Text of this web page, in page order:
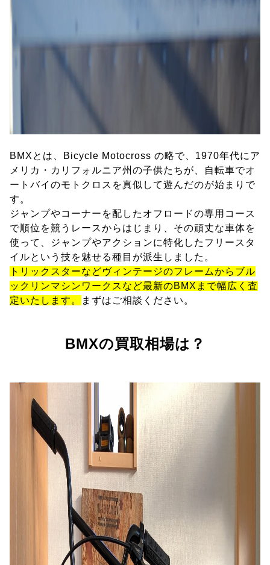
BMXとは、Bicycle Motocross の略で、1970年代にア
メリカ・カリフォルニア州の子供たちが、自転車でオ
ートバイのモトクロスを真似して遊んだのが始まりで
す。
ジャンプやコーナーを配したオフロードの専用コース
で順位を競うレースからはじまり、その頑丈な車体を
使って、ジャンプやアクションに特化したフリースタ
イルという技を魅せる種目が派生しました。
トリックスターなどヴィンテージのフレームからブル
ックリンマシンワークスなど最新のBMXまで幅広く査
定いたします。
まずはご相談ください。
BMXの買取相場は？